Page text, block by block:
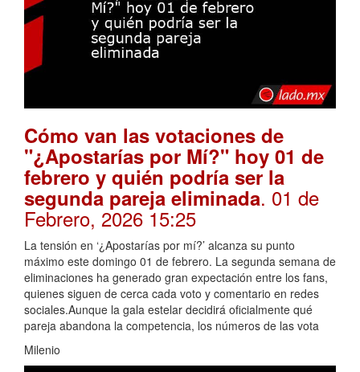
Cómo van las votaciones de
"¿Apostarías por Mí?" hoy 01 de
febrero y quién podría ser la
segunda pareja eliminada. 01 de
Febrero, 2026 15:25
La tensión en ‘¿Apostarías por mí?’ alcanza su punto
máximo este domingo 01 de febrero. La segunda semana de
eliminaciones ha generado gran expectación entre los fans,
quienes siguen de cerca cada voto y comentario en redes
sociales.Aunque la gala estelar decidirá oficialmente qué
pareja abandona la competencia, los números de las vota
Milenio